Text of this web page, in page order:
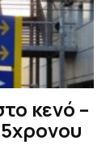
κενό –